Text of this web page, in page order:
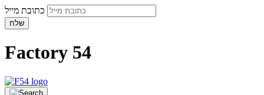
שלח
Factory 54